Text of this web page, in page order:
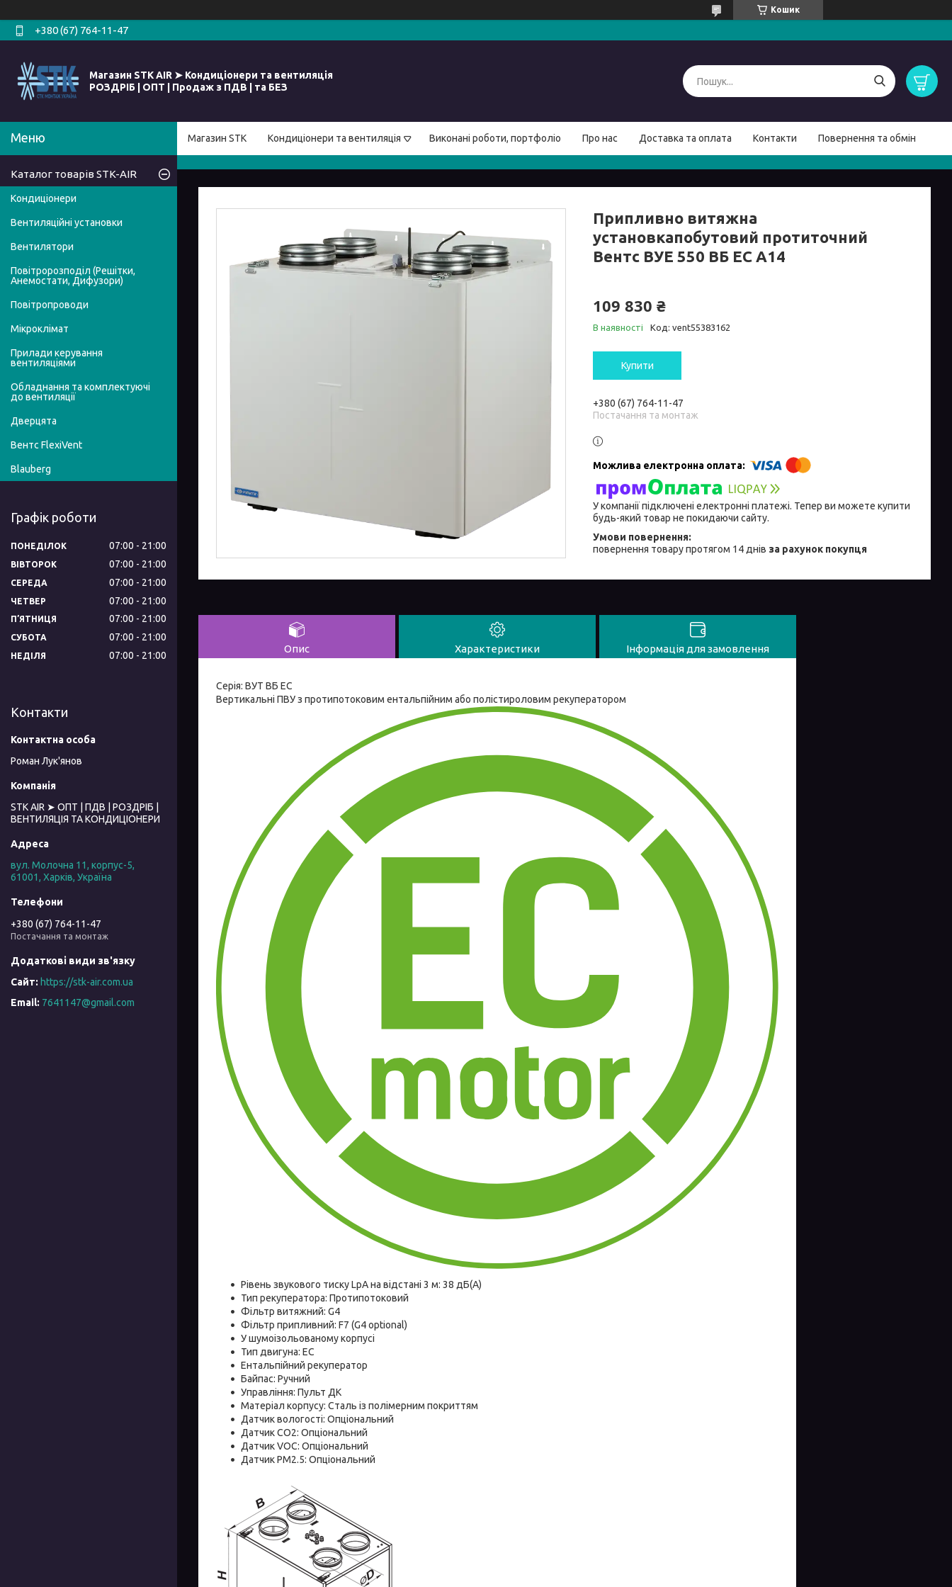
Кошик
+380 (67) 764-11-47
Магазин STK AIR ➤ Кондиціонери та вентиляція
РОЗДРІБ | ОПТ | Продаж з ПДВ | та БЕЗ
Магазин STK Кондиціонери та вентиляція Виконані роботи, портфоліо Про нас Доставка та оплата Контакти Повернення та обмін
Припливно витяжна
установкапобутовий протиточний
Вентс ВУЕ 550 ВБ ЕС А14
109 830 ₴
В наявності Код: vent55383162
Купити
+380 (67) 764-11-47
Постачання та монтаж
У компанії підключені електронні платежі. Тепер ви можете купити
будь-який товар не покидаючи сайту.
повернення товару протягом 14 днів за рахунок покупця
Опис Характеристики Інформація для замовлення
Серія: ВУТ ВБ ЕС
Вертикальні ПВУ з протипотоковим ентальпійним або полістироловим рекуператором
Рівень звукового тиску LpA на відстані 3 м: 38 дБ(А)
Тип рекуператора: Протипотоковий
Фільтр витяжний: G4
Фільтр припливний: F7 (G4 optional)
У шумоізольованому корпусі
Тип двигуна: EC
Ентальпійний рекуператор
Байпас: Ручний
Управління: Пульт ДК
Матеріал корпусу: Сталь із полімерним покриттям
Датчик вологості: Опціональний
Датчик СО2: Опціональний
Датчик VOC: Опціональний
Датчик PM2.5: Опціональний
Каталог товарів STK-AIR
Кондиціонери
Вентиляційні установки
Вентилятори
Повітророзподіл (Решітки,
Анемостати, Дифузори)
Повітропроводи
Мікроклімат
Прилади керування
вентиляціями
Обладнання та комплектуючі
до вентиляції
Дверцята
Вентс FlexiVent
Blauberg
Графік роботи
ПОНЕДІЛОК 07:00 21:00
ВІВТОРОК 07:00 21:00
СЕРЕДА 07:00 21:00
ЧЕТВЕР 07:00 21:00
ПʼЯТНИЦЯ 07:00 21:00
СУБОТА 07:00 21:00
НЕДІЛЯ 07:00 21:00
Контакти
Роман Лук'янов
STK AIR ➤ ОПТ | ПДВ | РОЗДРІБ |
ВЕНТИЛЯЦІЯ ТА КОНДИЦІОНЕРИ
вул. Молочна 11, корпус-5,
61001, Харків, Україна
+380 (67) 764-11-47
Постачання та монтаж
https://stk-air.com.ua
7641147@gmail.com